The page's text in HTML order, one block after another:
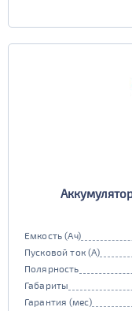
Емкость (Ач)
Пусковой ток (А)
Полярность
Габариты
Гарантия (мес)